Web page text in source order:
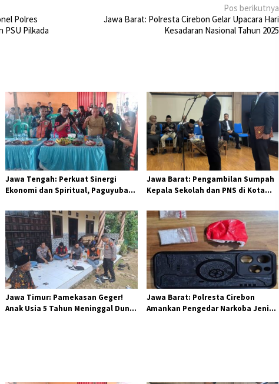
Polres
PSU Pilkada
Pos berikutnya
Jawa Barat: Polresta Cirebon Gelar Upacara Hari
Kesadaran Nasional Tahun 2025
Jawa Tengah: Perkuat Sinergi
Ekonomi dan Spiritual, Paguyuban
Losari
Jawa Barat: Pengambilan Sumpah
Kepala Sekolah dan PNS di Kota
Integritas Aparatur Pendidikan dan
Birokrasi
Jawa Timur: Pamekasan Geger!
Anak Usia 5 Tahun Meninggal Dunia
Jawa Barat: Polresta Cirebon
Amankan Pengedar Narkoba Jenis